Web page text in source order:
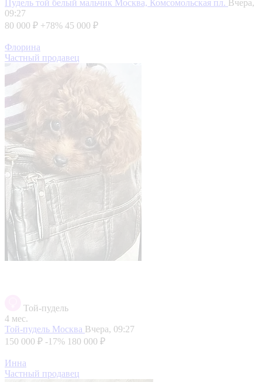
Пудель той белый мальчик Москва, Комсомольская пл. Вчера,
09:27
80 000 ₽ +78% 45 000 ₽
Флорина
Частный продавец
Той-пудель
4 мес.
Той-пудель Москва Вчера, 09:27
150 000 ₽ -17% 180 000 ₽
Инна
Частный продавец